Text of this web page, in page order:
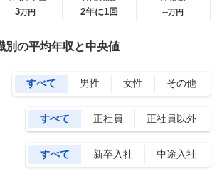
3万円 2年に1回 --万円
別の平均年収と中央値
すべて 男性 女性 その他
すべて 正社員 正社員以外
すべて 新卒入社 中途入社